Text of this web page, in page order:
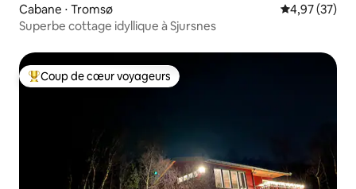
Cabane ⋅ Tromsø Évaluation
4,97 (37)
Superbe cottage idyllique à Sjursnes
Coups de cœur voyageurs les plus appréciés
Coup de cœur voyageurs